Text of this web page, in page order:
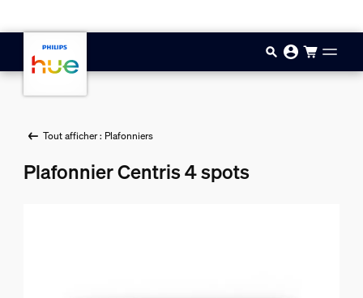
Tout afficher : Plafonniers
Plafonnier Centris 4 spots